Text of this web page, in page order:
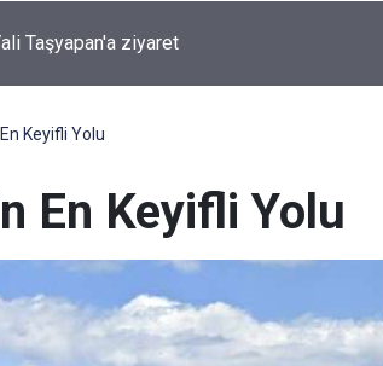
720 Gram Eroin ele geçirildi
Keyifli Yolu
En Keyifli Yolu